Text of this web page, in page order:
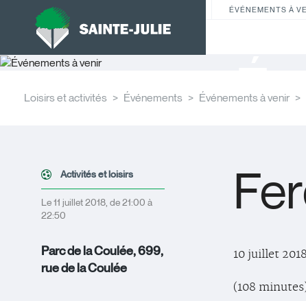
ÉVÉNEMENTS À
Loisirs et activités Événements Événements à venir
Activités et loisirs
Le 11 juillet 2018, de 21:00 à
22:50
Parc de la Coulée, 699,
rue de la Coulée
10 juillet 2018
(108